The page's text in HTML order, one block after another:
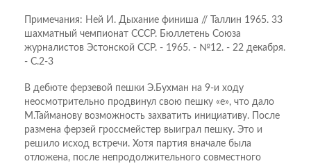
Примечания: Ней И. Дыхание финиша // Таллин 1965. 33
шахматный чемпионат СССР. Бюллетень Союза
журналистов Эстонской ССР. - 1965. - №12. - 22 декабря.
- С.2-3
В дебюте ферзевой пешки Э.Бухман на 9-и ходу
неосмотрительно продвинул свою пешку «е», что дало
М.Тайманову возможность захватить инициативу. После
размена ферзей гроссмейстер выиграл пешку. Это и
решило исход встречи. Хотя партия вначале была
отложена, после непродолжительного совместного